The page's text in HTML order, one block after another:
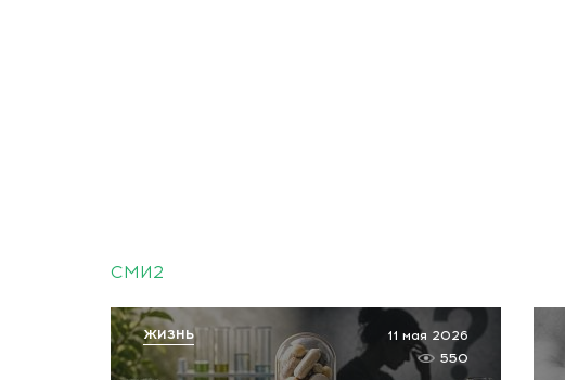
СМИ2
11 мая 2026
550
ЖИЗНЬ